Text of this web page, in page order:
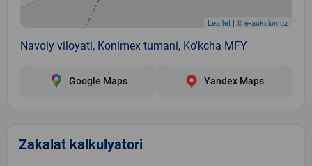
Leaflet | ©e-auksion.uz
Navoiy viloyati, Konimex tumani, Ko'kcha MFY
Google Maps Yandex Maps
Zakalat kalkulyatori